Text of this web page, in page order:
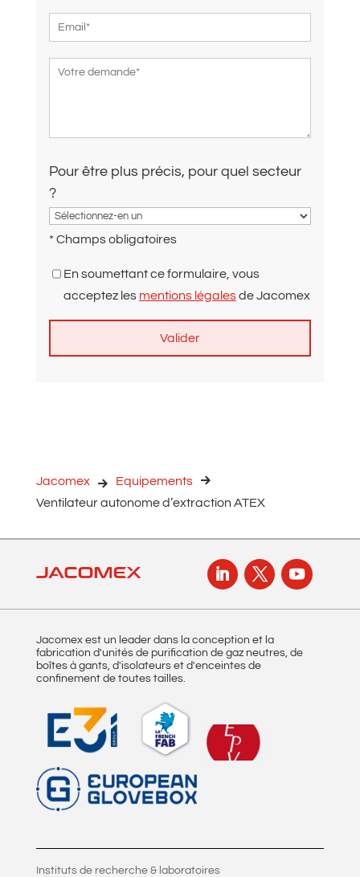
Pour être plus précis, pour quel secteur
?
* Champs obligatoires
En soumettant ce formulaire, vous
acceptez les mentions légalesde Jacomex
n
a
i
:
Jacomex
Equipements
Ventilateur autonome d’extraction ATEX
Jacomex est un leader dans la conception et la
fabrication d'unités de purification de gaz neutres, de
boîtes à gants, d'isolateurs et d'enceintes de
confinement de toutes tailles.
Instituts de recherche & laboratoires